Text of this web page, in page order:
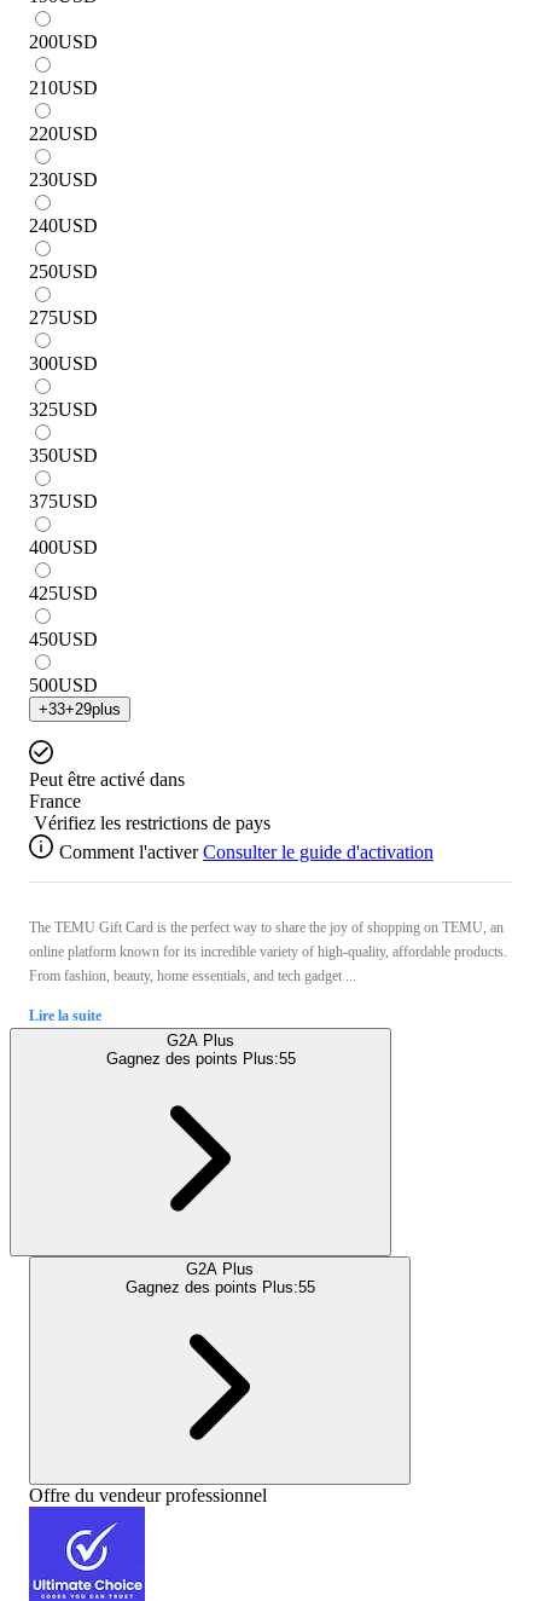
200USD
210USD
220USD
230USD
240USD
250USD
275USD
300USD
325USD
350USD
375USD
400USD
425USD
450USD
500USD
+33+29plus
Peut être activé dans
France
Vérifiez les restrictions de pays
Comment l'activer Consulter le guide d'activation
The TEMU Gift Card is the perfect way to share the joy of shopping on TEMU, an
online platform known for its incredible variety of high-quality, affordable products.
From fashion, beauty, home essentials, and tech gadget ...
Lire la suite
G2A Plus
Gagnez des points Plus:55
G2A Plus
Gagnez des points Plus:55
Offre du vendeur professionnel